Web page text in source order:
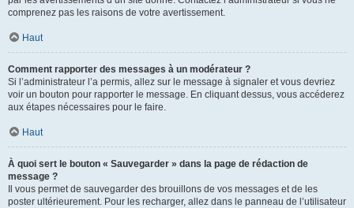
comprenez pas les raisons de votre avertissement.
Haut
Comment rapporter des messages à un modérateur ?
Si l’administrateur l’a permis, allez sur le message à signaler et vous devriez
voir un bouton pour rapporter le message. En cliquant dessus, vous accéderez
aux étapes nécessaires pour le faire.
Haut
À quoi sert le bouton « Sauvegarder » dans la page de rédaction de
message ?
Il vous permet de sauvegarder des brouillons de vos messages et de les
poster ultérieurement. Pour les recharger, allez dans le panneau de l’utilisateur